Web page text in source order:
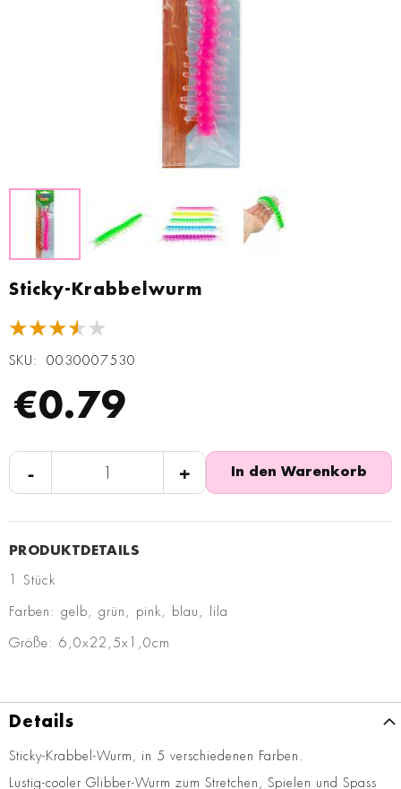
Sticky-Krabbelwurm
★★★★★
SKU 0030007530
€0.79
- + In den Warenkorb
1 Stück
Farben: gelb, grün, pink, blau, lila
Größe: 6,0x22,5x1,0cm
Anfang
Bildgalerie
Details
Sticky-Krabbel-Wurm, in 5 verschiedenen Farben.
Lustig-cooler Glibber-Wurm zum Stretchen, Spielen und Spass